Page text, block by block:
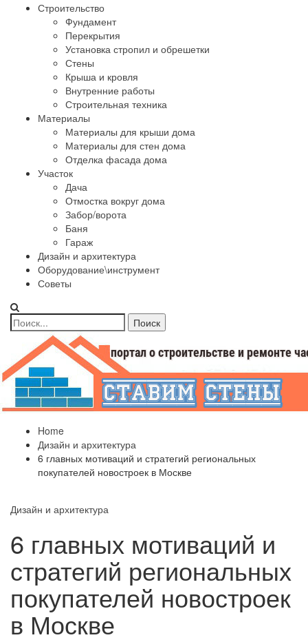
Строительство
Фундамент
Перекрытия
Установка стропил и обрешетки
Стены
Крыша и кровля
Внутренние работы
Строительная техника
Материалы
Материалы для крыши дома
Материалы для стен дома
Отделка фасада дома
Участок
Дача
Отмостка вокруг дома
Забор/ворота
Баня
Гараж
Дизайн и архитектура
Оборудование\инструмент
Советы
Home
Дизайн и архитектура
6 главных мотиваций и стратегий региональных
покупателей новостроек в Москве
Дизайн и архитектура
6 главных мотиваций и
стратегий региональных
покупателей новостроек
в Москве